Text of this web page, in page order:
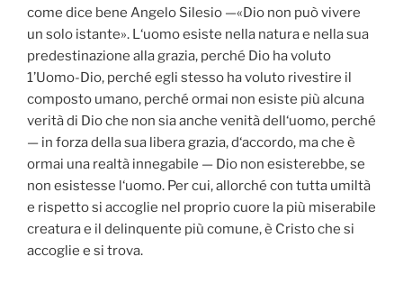
come dice bene Angelo Silesio —«Dio non può vivere
un solo istante». L‘uomo esiste nella natura e nella sua
predestinazione alla grazia, perché Dio ha voluto
1’Uomo-Dio, perché egli stesso ha voluto rivestire il
composto umano, perché ormai non esiste più alcuna
verità di Dio che non sia anche venità dell‘uomo, perché
— in forza della sua libera grazia, d‘accordo, ma che è
ormai una realtà innegabile — Dio non esisterebbe, se
non esistesse l‘uomo. Per cui, allorché con tutta umiltà
e rispetto si accoglie nel proprio cuore la più miserabile
creatura e il delinquente più comune, è Cristo che si
accoglie e si trova.